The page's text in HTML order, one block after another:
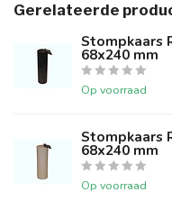
Gerelateerde
Stompkaars
68x240 mm
Op voorraad
Stompkaars
68x240 mm
Op voorraad